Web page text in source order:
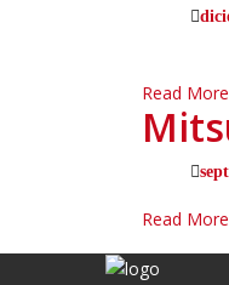
Read More
Read More